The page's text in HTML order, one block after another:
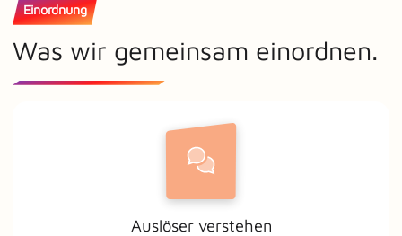
Einordnung
Was wir gemeinsam einordnen.
Auslöser verstehen